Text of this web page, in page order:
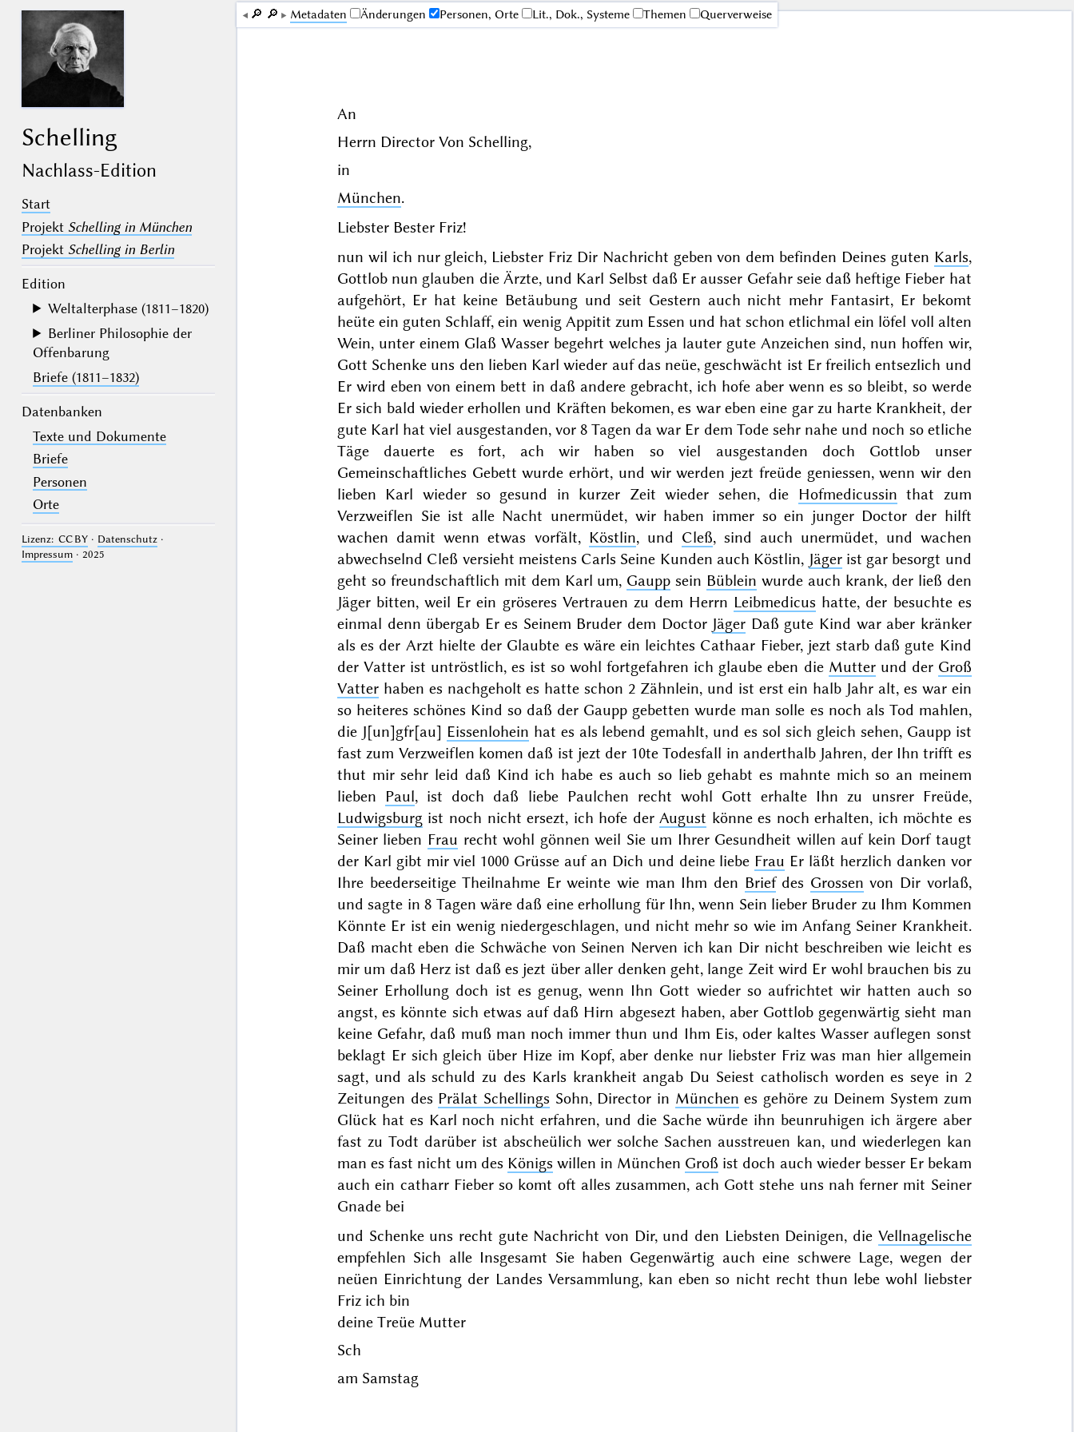
Schelling
Nachlass-Edition
Start
Projekt Schelling in München
Projekt Schelling in Berlin
Edition
Weltalterphase (1811–1820)
Berliner Philosophie der
Offenbarung
Briefe (1811–1832)
Datenbanken
Texte und Dokumente
Briefe
Personen
Orte
Lizenz: CC BY· Datenschutz·
Impressum· 2025
🔎︎ 🔎︎ Me­ta­da­ten Änderungen Personen, Orte Lit., Dok., Systeme Themen Querverweise
An
Herrn Director Von Schelling,
in
München.
Liebster Bester Friz!
nun wil ich nur gleich, Liebster Friz Dir Nachricht geben von dem befinden Deines guten Karls,
Gottlob nun glauben die Ärzte, und Karl Selbst daß Er ausser Gefahr seie daß heftige Fieber hat
aufgehört, Er hat keine Betäubung und seit Gestern auch nicht mehr Fantasirt, Er bekomt
heüte ein guten Schlaff, ein wenig Appitit zum Essen und hat schon etlichmal ein löfel voll alten
Wein, unter einem Glaß Wasser begehrt welches ja lauter gute Anzeichen sind, nun hoffen wir,
Gott Schenke uns den lieben Karl wieder auf das neüe, geschwächt ist Er freilich entsezlich und
Er wird eben von einem bett in daß andere gebracht, ich hofe aber wenn es so bleibt, so werde
Er sich bald wieder erhollen und Kräften bekomen, es war eben eine gar zu harte Krankheit, der
gute Karl hat viel ausgestanden, vor 8 Tagen da war Er dem Tode sehr nahe und noch so etliche
Täge dauerte es fort, ach wir haben so viel ausgestanden doch Gottlob unser
Gemeinschaftliches Gebett wurde erhört, und wir werden jezt freüde geniessen, wenn wir den
lieben Karl wieder so gesund in kurzer Zeit wieder sehen, die
Hofmedicussin that zum
Verzweiflen Sie ist alle Nacht unermüdet, wir haben immer so ein junger Doctor der hilft
wachen damit wenn etwas vorfält, Köstlin, und Cleß, sind auch unermüdet, und wachen
abwechselnd Cleß versieht meistens Carls Seine Kunden auch Köstlin, Jägerist gar besorgt und
geht so freundschaftlich mit dem Karl um, Gaupp sein Büblein wurde auch krank, der ließ den
Jäger bitten, weil Er ein gröseres Vertrauen zu dem Herrn Leibmedicus hatte, der besuchte es
einmal denn übergab Er es Seinem Bruder dem Doctor Jäger Daß gute Kind war aber kränker
als es der Arzt hielte der Glaubte es wäre ein leichtes Cathaar Fieber, jezt starb daß gute Kind
der Vatter ist untröstlich, es ist so wohl fortgefahren ich glaube eben die Mutterund der Groß
Vatterhaben es nachgeholt es hatte schon 2 Zähnlein, und ist erst ein halb Jahr alt, es war ein
so heiteres schönes Kind so daß der Gaupp gebetten wurde man solle es noch als Tod mahlen,
die J[un]gfr[au] Eissenlohein hat es als lebend gemahlt, und es sol sich gleich sehen, Gaupp ist
fast zum Verzweiflen komen daß ist jezt der 10te Todesfall in anderthalb Jahren, der Ihn trifft es
thut mir sehr leid daß Kind ich habe es auch so lieb gehabt es mahnte mich so an meinem
lieben Paul, ist doch daß liebe Paulchen recht wohl Gott erhalte Ihn zu unsrer Freüde,
Ludwigsburg ist noch nicht ersezt, ich hofe derAugust könne es noch erhalten, ich möchte es
Seiner lieben Frau recht wohl gönnen weil Sie um Ihrer Gesundheit willen auf kein Dorf taugt
der Karl gibt mir viel 1000 Grüsse auf an Dich und deine liebe Frau Er läßt herzlich danken vor
Ihre beederseitige Theilnahme Er weinte wie man Ihm den Briefdes Grossen von Dir vorlaß,
und sagte in 8 Tagen wäre daß eine erhollung für Ihn, wenn Sein lieber Bruder zu Ihm Kommen
Könnte Er ist ein wenig niedergeschlagen, und nicht mehr so wie im Anfang Seiner Krankheit.
Daß macht eben die Schwäche von Seinen Nerven ich kan Dir nicht beschreiben wie leicht es
mir um daß Herz ist daß es jezt über aller denken geht, lange Zeit wird Er wohl brauchen bis zu
Seiner Erhollung doch ist es genug, wenn Ihn Gott wieder so aufrichtet wir hatten auch so
angst, es könnte sich etwas auf daß Hirn abgesezt haben, aber Gottlob gegenwärtig sieht man
keine Gefahr, daß muß man noch immer thun und Ihm Eis, oder kaltes Wasser auflegen sonst
beklagt Er sich gleich über Hize im Kopf, aber denke nur liebster Friz was man hier allgemein
sagt, und als schuld zu des Karls krankheit angab Du Seiest catholisch worden es seye in 2
Zeitungen des Prälat Schellings Sohn, Director in München es gehöre zu Deinem System zum
Glück hat es Karl noch nicht erfahren, und die Sache würde ihn beunruhigen ich ärgere aber
fast zu Todt darüber ist abscheülich wer solche Sachen ausstreuen kan, und wiederlegen kan
man es fast nicht um des Königs willen in München Groß ist doch auch wieder besser Er bekam
auch ein catharr Fieber so komt oft alles zusammen, ach Gott stehe uns nah ferner mit Seiner
Gnade bei
und Schenke uns recht gute Nachricht von Dir, und den Liebsten Deinigen, die Vellnagelische
empfehlen Sich alle Insgesamt Sie haben Gegenwärtig auch eine schwere Lage, wegen der
neüen Einrichtung der Landes Versammlung, kan eben so nicht recht thun lebe wohl liebster
Friz ich bin
deine Treüe Mutter
Sch
am Samstag